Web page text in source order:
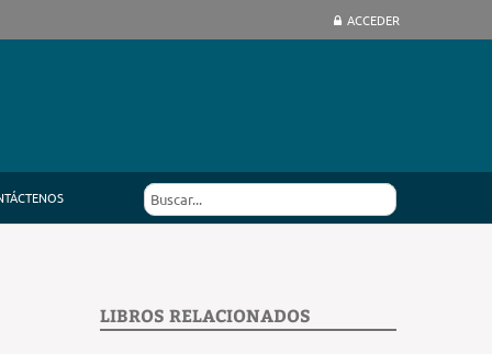
ACCEDER
LIBROS RELACIONADOS